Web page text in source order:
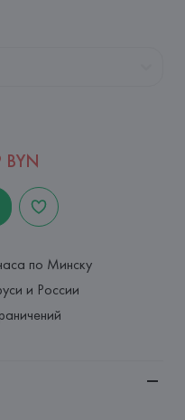
по Минску
и России